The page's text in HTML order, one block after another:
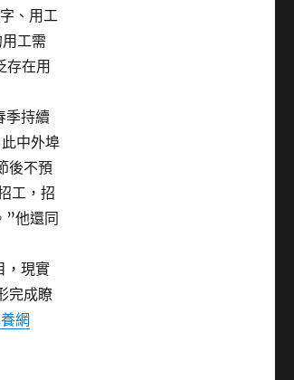
、用工
工需
存在用
季持續
中外埠
後不預
工，招
”他還同
，現實
完成瞭
網